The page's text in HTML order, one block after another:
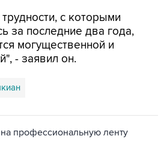
с которыми
за последние два года,
могущественной и
- заявил он.
профессиональную ленту